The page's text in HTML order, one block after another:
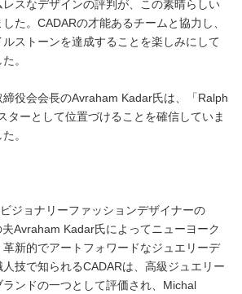
スなデザインの評判が、この素晴らしい
た。CADARの才能あるチームと協力し、
ストーンを達成することを楽しみにして
。
締役会会長のAvraham Kadar氏は、「Ralph
ターとして位置づけることを確信していま
。
ジョナリーファッションデザイナーの
Avraham Kadar氏によってニューヨーク
新的でアートフォワードなジュエリーデ
技で知られるCADARは、高級ジュエリー
ンドの一つとして評価され、Michal